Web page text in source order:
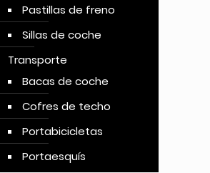
Pastillas de freno
Sillas de coche
Transporte
Bacas de coche
Cofres de techo
Portabicicletas
Portaesquís